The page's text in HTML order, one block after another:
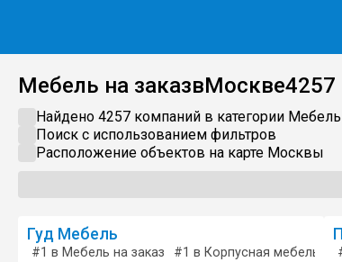
Мебель на заказвМоскве4257
Найдено 4257 компаний в категории Мебель
Поиск с использованием фильтров
Расположение объектов на карте Москвы
Гуд Мебель
#1 в Мебель на заказ #1 в Корпусная мебель